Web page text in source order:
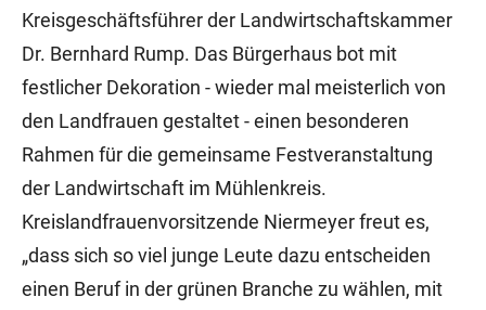
Kreisgeschäftsführer der Landwirtschaftskammer
Dr. Bernhard Rump. Das Bürgerhaus bot mit
festlicher Dekoration - wieder mal meisterlich von
den Landfrauen gestaltet - einen besonderen
Rahmen für die gemeinsame Festveranstaltung
der Landwirtschaft im Mühlenkreis.
Kreislandfrauenvorsitzende Niermeyer freut es,
„dass sich so viel junge Leute dazu entscheiden
einen Beruf in der grünen Branche zu wählen, mit